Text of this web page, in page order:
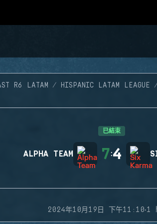
R6 LATAM HISPANIC LATAM LEAGUE
已結束
ALPHA TEAM 7:4
2024年10月19日 下午11:10·1